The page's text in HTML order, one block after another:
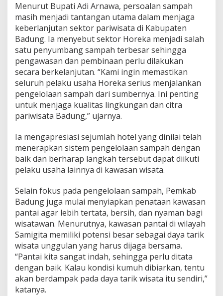
t
a
Menurut Bupati Adi Arnawa, persoalan sampah
masih menjadi tantangan utama dalam menjaga
keberlanjutan sektor pariwisata di Kabupaten
Badung. Ia menyebut sektor Horeka menjadi salah
satu penyumbang sampah terbesar sehingga
pengawasan dan pembinaan perlu dilakukan
secara berkelanjutan. “Kami ingin memastikan
seluruh pelaku usaha Horeka serius menjalankan
pengelolaan sampah dari sumbernya. Ini penting
untuk menjaga kualitas lingkungan dan citra
pariwisata Badung,” ujarnya.
Ia mengapresiasi sejumlah hotel yang dinilai telah
menerapkan sistem pengelolaan sampah dengan
baik dan berharap langkah tersebut dapat diikuti
pelaku usaha lainnya di kawasan wisata.
Selain fokus pada pengelolaan sampah, Pemkab
Badung juga mulai menyiapkan penataan kawasan
pantai agar lebih tertata, bersih, dan nyaman bagi
wisatawan. Menurutnya, kawasan pantai di wilayah
Samigita memiliki potensi besar sebagai daya tarik
wisata unggulan yang harus dijaga bersama.
“Pantai kita sangat indah, sehingga perlu ditata
dengan baik. Kalau kondisi kumuh dibiarkan, tentu
akan berdampak pada daya tarik wisata itu sendiri,”
katanya.